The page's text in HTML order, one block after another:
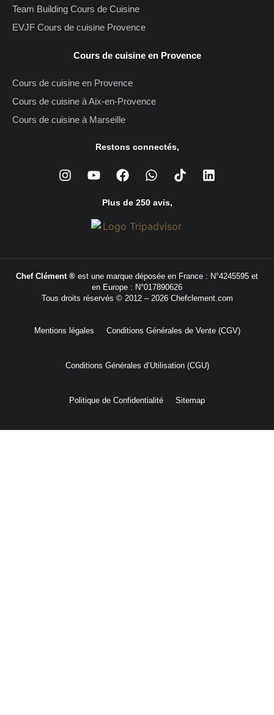
Team Building Cours de Cuisine
EVJF Cours de cuisine Provence
Cours de cuisine en Provence
Cours de cuisine en Provence
Cours de cuisine à Aix-en-Provence
Cours de cuisine à Marseille
Restons connectés,
Plus de 250 avis,
Chef Clément ® est une marque déposée en France : N°4245595 et
en Europe : N°017890626
Tous droits réservés © 2012 – 2026 Chefclement.com
Mentions légales Conditions Générales de Vente (CGV)
Conditions Générales d’Utilisation (CGU)
Politique de Confidentialité Sitemap